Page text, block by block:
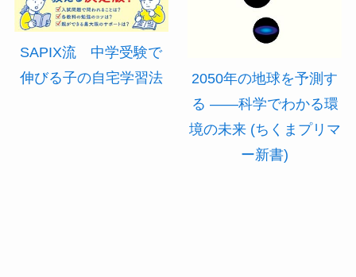
SAPIX流 中学受験で
伸びる子の自宅学習法
2050年の地球を予測す
る ――科学でわかる環
境の未来 (ちくまプリマ
ー新書)